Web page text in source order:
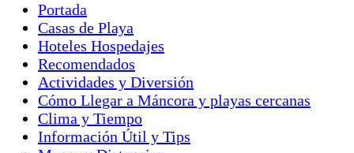
Portada
Casas de Playa
Hoteles Hospedajes
Recomendados
Actividades y Diversión
Cómo Llegar a Máncora y playas cercanas
Clima y Tiempo
Información Útil y Tips